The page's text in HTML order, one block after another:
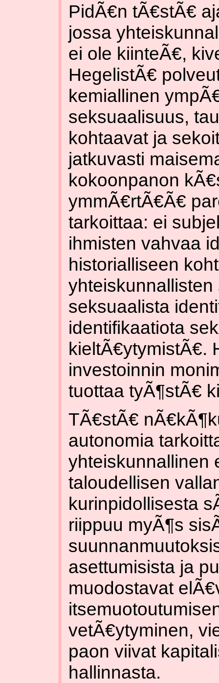
PidÃ€n tÃ€stÃ€
jossa
ei ole kiinteÃ€,
HegelistÃ€
kemiallinen
seksuaalisuus,
kohtaavat ja
jatkuvasti
kokoonpanon
ymmÃ€rtÃ€Ã€
tarkoittaa: ei
ihmisten vahvaa
historialliseen
seksuaalista
identifikaatiota
kieltÃ€ytymistÃ€.
investoinnin
tuottaa tyÃ¶stÃ€
TÃ€stÃ€
autonomia
yhteiskunnallinen
taloudellisen
kurinpidollisesta
riippuu myÃ¶s
asettumisista ja
muodostavat
vetÃ€ytyminen,
paon viivat
hallinnasta.